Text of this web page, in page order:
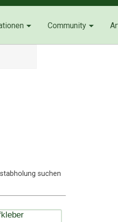
Community
suchen